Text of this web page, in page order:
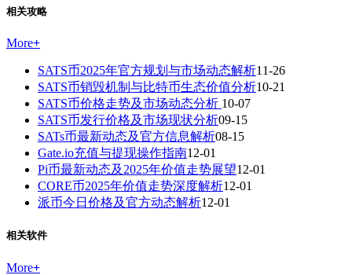
相关攻略
More+
SATS币2025年官方规划与市场动态解析11-26
SATS币销毁机制与比特币生态价值分析10-21
SATS币价格走势及市场动态分析 10-07
SATS币发行价格及市场现状分析09-15
SATs币最新动态及官方信息解析08-15
Gate.io充值与提现操作指南12-01
Pi币最新动态及2025年价值走势展望12-01
CORE币2025年价值走势深度解析12-01
派币今日价格及官方动态解析12-01
相关软件
More+